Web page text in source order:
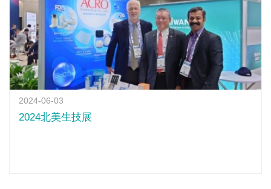
2024-06-03
2024北美生技展